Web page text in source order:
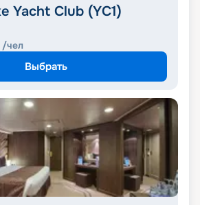
Yacht Club (YC1)
/чел
Выбрать